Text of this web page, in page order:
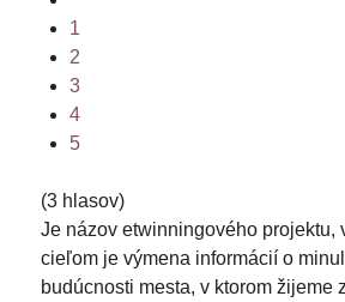
1
2
3
4
5
(3 hlasov)
Je názov etwinningového projektu,
cieľom je výmena informácií o
budúcnosti mesta, v ktorom žijeme